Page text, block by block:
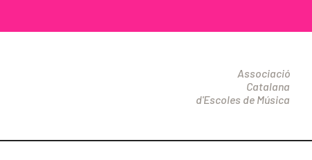
Associació
Catalana
d'Escoles de Música